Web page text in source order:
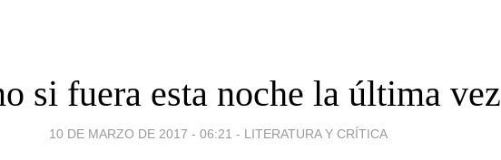
si fuera esta noche la última vez
10 DE MARZO DE 2017 - 06:21 - LITERATURA Y CRÍTICA